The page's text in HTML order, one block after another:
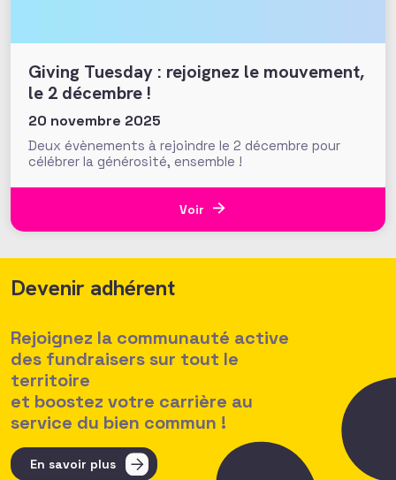
Giving Tuesday : rejoignez le mouvement,
le 2 décembre !
20 novembre 2025
Deux évènements à rejoindre le 2 décembre pour
célébrer la générosité, ensemble !
Voir
Devenir adhérent
Rejoignez la communauté active
des fundraisers sur tout le
territoire
et boostez votre carrière au
service du bien commun !
En savoir plus